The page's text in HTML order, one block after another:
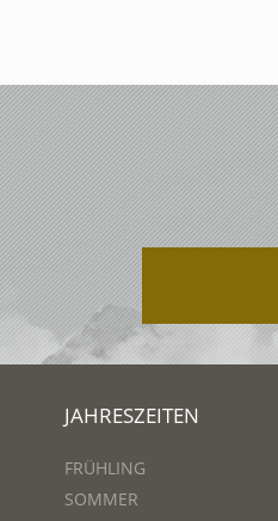
JAHRESZEITEN
FRÜHLING
SOMMER